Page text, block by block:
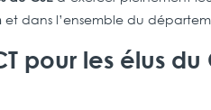
et dans l’ensemble du
pour les élus